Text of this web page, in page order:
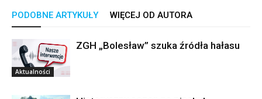
PODOBNE ARTYKUŁY WIĘCEJ OD AUTORA
Aktualności
ZGH „Bolesław” szuka źródła hałasu